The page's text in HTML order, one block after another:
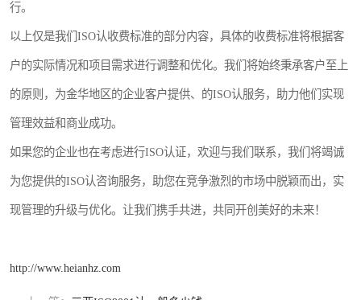
行。
以上仅是我们ISO认收费标准的部分内容，具体的收费标准将根据客
户的实际情况和项目需求进行调整和优化。我们将始终秉承客户至上
的原则，为金华地区的企业客户提供、的ISO认服务，助力他们实现
管理效益和商业成功。
如果您的企业也在考虑进行ISO认证，欢迎与我们联系，我们将竭诚
为您提供的ISO认咨询服务，助您在竞争激烈的市场中脱颖而出，实
现管理的升级与优化。让我们携手共进，共同开创美好的未来！
http://www.heianhz.com